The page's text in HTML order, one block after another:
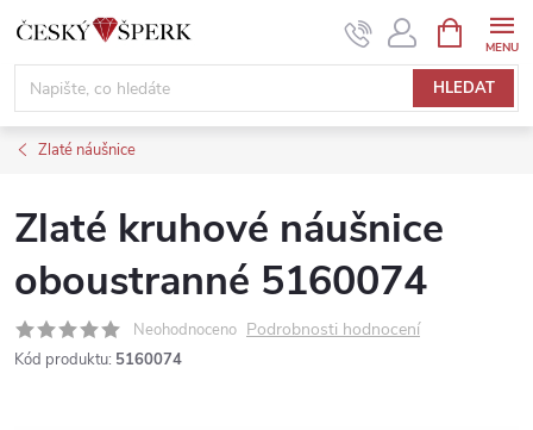
Přejít
obsah
HLEDAT
NÁKUPNÍ
KOŠÍK
Zlaté náušnice
Zlaté kruhové náušnice
oboustranné 5160074
Neohodnoceno Podrobnosti hodnocení
Kód produktu: 5160074